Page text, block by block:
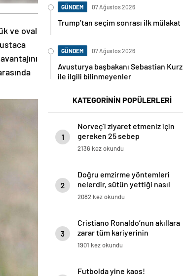
ve oval
GÜNDEM 07 Ağustos 2026
Trump’tan seçim sonrası ilk mülakat
GÜNDEM 07 Ağustos 2026
Avusturya başbakanı Sebastian Kurz
ile ilgili bilinmeyenler
KATEGORİNİN POPÜLERLERİ
1
Norveç’i ziyaret etmeniz için
gereken 25 sebep
2136 kez okundu
2
Doğru emzirme yöntemleri
nelerdir, sütün yettiği nasıl
anlaşılır?
2082 kez okundu
3
Cristiano Ronaldo’nun akıllara
zarar tüm kariyerinin
istatistiğini çıkardık !
1901 kez okundu
Futbolda yine kaos!